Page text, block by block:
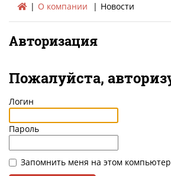
О компании Новости
Авторизация
Пожалуйста,
Логин
Пароль
Запомнить меня на этом